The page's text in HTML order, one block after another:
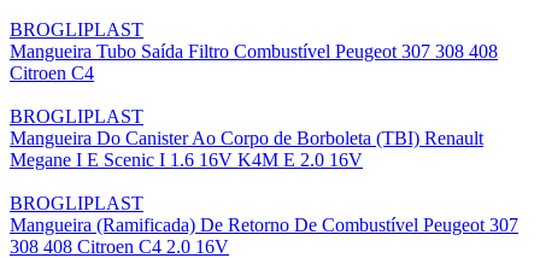
BROGLIPLAST
Mangueira Tubo Saída Filtro Combustível Peugeot 307 308 408
Citroen C4
BROGLIPLAST
Mangueira Do Canister Ao Corpo de Borboleta (TBI) Renault
Megane I E Scenic I 1.6 16V K4M E 2.0 16V
BROGLIPLAST
Mangueira (Ramificada) De Retorno De Combustível Peugeot 307
308 408 Citroen C4 2.0 16V